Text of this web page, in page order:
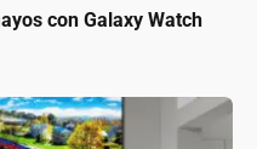
con Galaxy Watch